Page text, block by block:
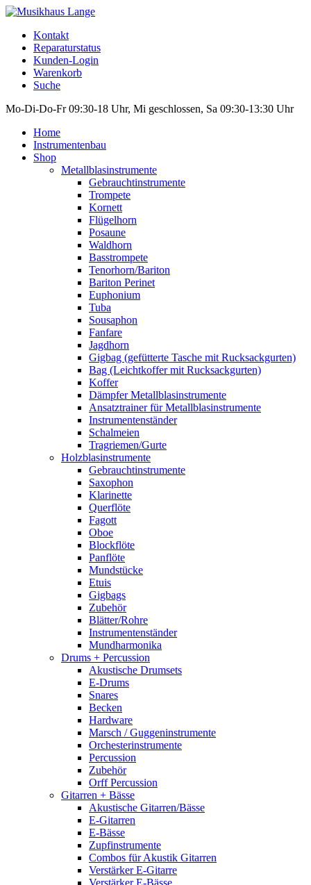
Kontakt
Reparaturstatus
Kunden-Login
Warenkorb
Suche
Mo-Di-Do-Fr 09:30-18 Uhr, Mi geschlossen, Sa 09:30-13:30 Uhr
Home
Instrumentenbau
Shop
Metallblasinstrumente
Gebrauchtinstrumente
Trompete
Kornett
Flügelhorn
Posaune
Waldhorn
Basstrompete
Tenorhorn/Bariton
Bariton Perinet
Euphonium
Tuba
Sousaphon
Fanfare
Jagdhorn
Gigbag (gefütterte Tasche mit Rucksackgurten)
Bag (Leichtkoffer mit Rucksackgurten)
Koffer
Dämpfer Metallblasinstrumente
Ansatztrainer für Metallblasinstrumente
Instrumentenständer
Schalmeien
Tragriemen/Gurte
Holzblasinstrumente
Gebrauchtinstrumente
Saxophon
Klarinette
Querflöte
Fagott
Oboe
Blockflöte
Panflöte
Mundstücke
Etuis
Gigbags
Zubehör
Blätter/Rohre
Instrumentenständer
Mundharmonika
Drums + Percussion
Akustische Drumsets
E-Drums
Snares
Becken
Hardware
Marsch / Guggeninstrumente
Orchesterinstrumente
Percussion
Zubehör
Orff Percussion
Gitarren + Bässe
Akustische Gitarren/Bässe
E-Gitarren
E-Bässe
Zupfinstrumente
Combos für Akustik Gitarren
Verstärker E-Gitarre
Verstärker E-Bässe